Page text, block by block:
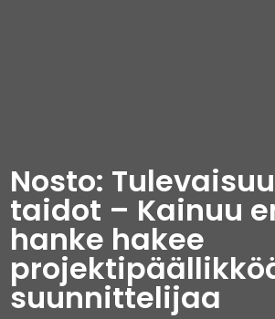
Nosto:
taidot – Kainuu
hanke hakee
suunnittelijaa